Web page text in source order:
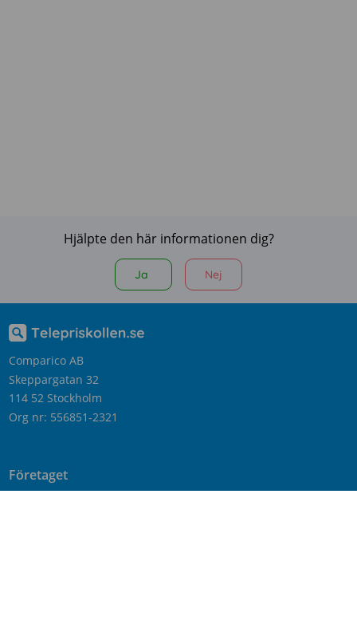
Hjälpte den här informationen dig?
Ja Nej
Comparico AB
Skeppargatan 32
114 52 Stockholm
Org nr: 556851-2321
Företaget